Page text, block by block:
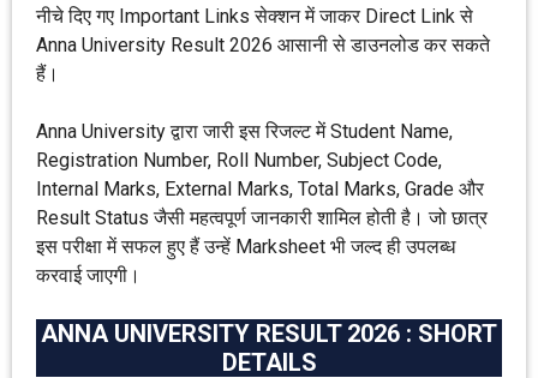
नीचे दिए गए Important Links सेक्शन में जाकर Direct Link से
Anna University Result 2026 आसानी से डाउनलोड कर सकते
हैं।
Anna University द्वारा जारी इस रिजल्ट में Student Name,
Registration Number, Roll Number, Subject Code,
Internal Marks, External Marks, Total Marks, Grade और
Result Status जैसी महत्वपूर्ण जानकारी शामिल होती है। जो छात्र
इस परीक्षा में सफल हुए हैं उन्हें Marksheet भी जल्द ही उपलब्ध
करवाई जाएगी।
ANNA UNIVERSITY RESULT 2026 : SHORT
DETAILS